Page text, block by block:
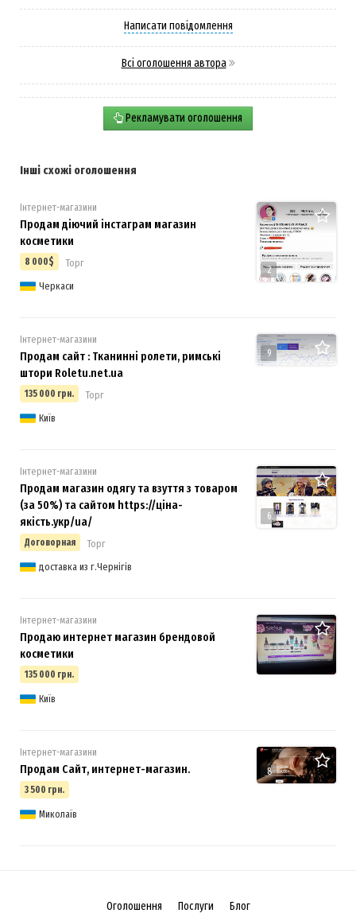
Написати повідомлення
Всі оголошення автора
Рекламувати оголошення
Інші схожі оголошення
2
Інтернет-магазини
Продам діючий інстаграм магазин
косметики
8 000$
Торг
Черкаси
9
Інтернет-магазини
Продам сайт : Тканинні ролети, римські
штори Roletu.net.ua
135 000 грн.
Торг
Київ
6
Інтернет-магазини
Продам магазин одягу та взуття з товаром
(за 50%) та сайтом https://ціна-
якість.укр/ua/
Договорная
Торг
доставка из г.Чернігів
Інтернет-магазини
Продаю интернет магазин брендовой
косметики
135 000 грн.
Київ
8
Інтернет-магазини
Продам Сайт, интернет-магазин.
3 500 грн.
Миколаїв
Оголошення Послуги Блог